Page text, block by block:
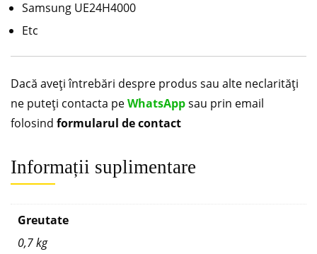
Samsung UE24H4000
Etc
Dacă aveți întrebări despre produs sau alte neclarități
ne puteți contacta peWhatsAppsau prin email
folosind formularul de contact
Informații suplimentare
Greutate
0,7 kg